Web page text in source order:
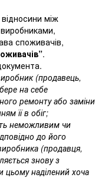
між
споживачів,
.
(продавець,
на себе
ремонту або заміни
її в обіг;
неможливим чи
до його
(продавця,
знову з
цьому наділений хоча